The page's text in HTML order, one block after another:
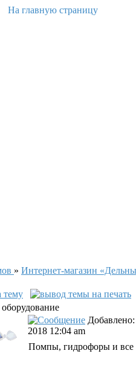
» Интернет-магазин
2018 12:04 am
Помпы, гидрофоры и все